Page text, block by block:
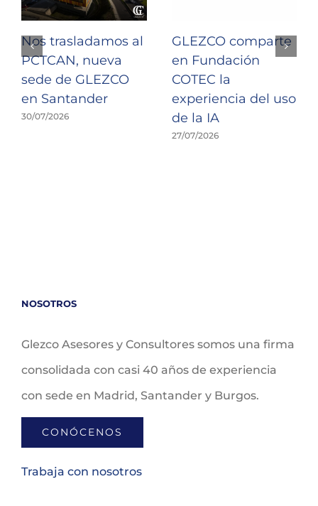
Nos trasladamos al
PCTCAN, nueva
sede de GLEZCO
en Santander
30/07/2026
GLEZCO comparte
en Fundación
COTEC la
experiencia del uso
de la IA
27/07/2026
NOSOTROS
Glezco Asesores y Consultores somos una firma
consolidada con casi 40 años de experiencia
con sede en Madrid, Santander y Burgos.
CONÓCENOS
Trabaja con nosotros